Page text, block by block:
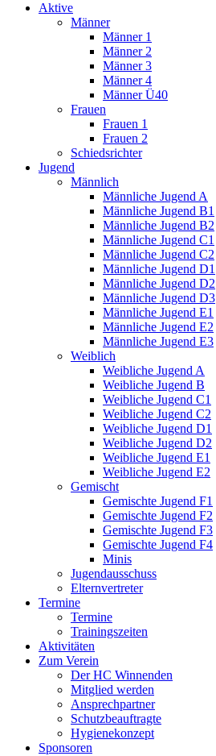
Aktive
Männer
Männer 1
Männer 2
Männer 3
Männer 4
Männer Ü40
Frauen
Frauen 1
Frauen 2
Schiedsrichter
Jugend
Männlich
Männliche Jugend A
Männliche Jugend B1
Männliche Jugend B2
Männliche Jugend C1
Männliche Jugend C2
Männliche Jugend D1
Männliche Jugend D2
Männliche Jugend D3
Männliche Jugend E1
Männliche Jugend E2
Männliche Jugend E3
Weiblich
Weibliche Jugend A
Weibliche Jugend B
Weibliche Jugend C1
Weibliche Jugend C2
Weibliche Jugend D1
Weibliche Jugend D2
Weibliche Jugend E1
Weibliche Jugend E2
Gemischt
Gemischte Jugend F1
Gemischte Jugend F2
Gemischte Jugend F3
Gemischte Jugend F4
Minis
Jugendausschuss
Elternvertreter
Termine
Termine
Trainingszeiten
Aktivitäten
Zum Verein
Der HC Winnenden
Mitglied werden
Ansprechpartner
Schutzbeauftragte
Hygienekonzept
Sponsoren